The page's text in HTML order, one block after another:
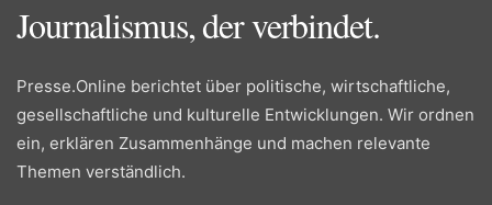
Journalismus, der verbindet.
Presse.Online berichtet über politische, wirtschaftliche,
gesellschaftliche und kulturelle Entwicklungen. Wir ordnen
ein, erklären Zusammenhänge und machen relevante
Themen verständlich.